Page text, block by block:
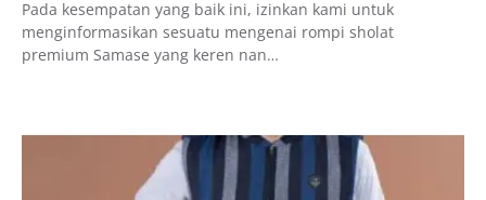
Pada kesempatan yang baik ini, izinkan kami untuk
menginformasikan sesuatu mengenai rompi sholat
premium Samase yang keren nan…